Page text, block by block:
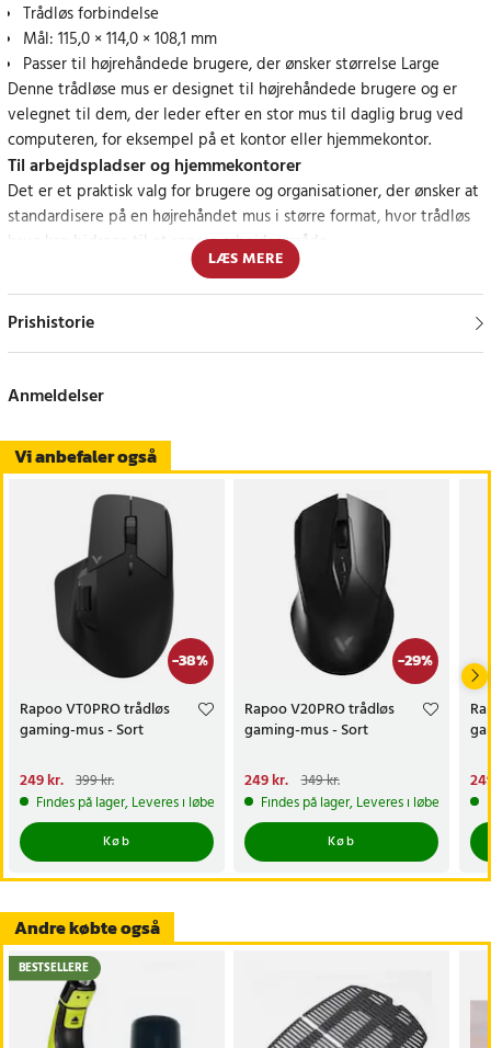
Trådløs forbindelse
Mål: 115,0 × 114,0 × 108,1 mm
Passer til højrehåndede brugere, der ønsker størrelse Large
Denne trådløse mus er designet til højrehåndede brugere og er
velegnet til dem, der leder efter en stor mus til daglig brug ved
computeren, for eksempel på et kontor eller hjemmekontor.
Til arbejdspladser og hjemmekontorer
Det er et praktisk valg for brugere og organisationer, der ønsker at
standardisere på en højrehåndet mus i større format, hvor trådløs
brug kan bidrage til et renere arbejdsområde.
Specifikationer
- Dimensioner: 115,0 × 114,0 × 108,1 mm
Article number
LÆS MERE
Prishistorie
Vi anbefaler også
-38%
Rapoo VT0PRO trådløs
gaming-mus - Sort
Nuværende pris
249 kr.Tidligere pris:399 kr.
249 kr. 399 kr.
Findes på lager, Leveres i løbet af 1-2 hverdage
Køb
-29%
Rapoo V20PRO trådløs
gaming-mus - Sort
Nuværende pris
249 kr.Tidligere pris:349 kr.
249 kr. 349 kr.
Findes på lager, Leveres i løbet af 1-2
Køb
Anmeldelser
Andre købte også
BESTSELLERE